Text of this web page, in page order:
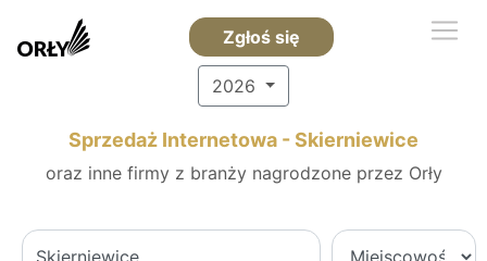
Zgłoś się
2026
Sprzedaż Internetowa - Skierniewice
oraz inne firmy z branży nagrodzone przez Orły